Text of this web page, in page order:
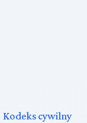
Kodeks cywilny